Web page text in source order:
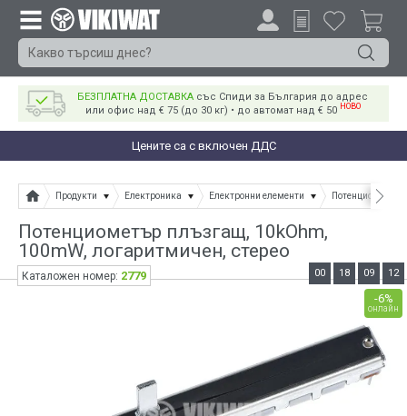
БЕЗПЛАТНА ДОСТАВКА със Спиди за България до адрес
или офис над € 75 (до 30 кг) • до автомат над € 50 НОВО
Цените са с включен ДДС
Продукти Електроника Електронни елементи Потенциометри
Потенциометър плъзгащ, 10kOhm,
100mW, логаритмичен, стерео
-6%
онлайн
00 18 09 12
Каталожен номер: 2779